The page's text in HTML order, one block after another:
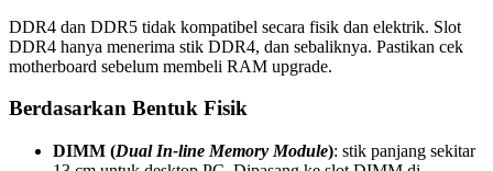
DDR4 dan DDR5 tidak kompatibel secara fisik dan elektrik. Slot
DDR4 hanya menerima stik DDR4, dan sebaliknya. Pastikan cek
motherboard sebelum membeli RAM upgrade.
Berdasarkan Bentuk Fisik
DIMM (Dual In-line Memory Module): stik panjang sekitar